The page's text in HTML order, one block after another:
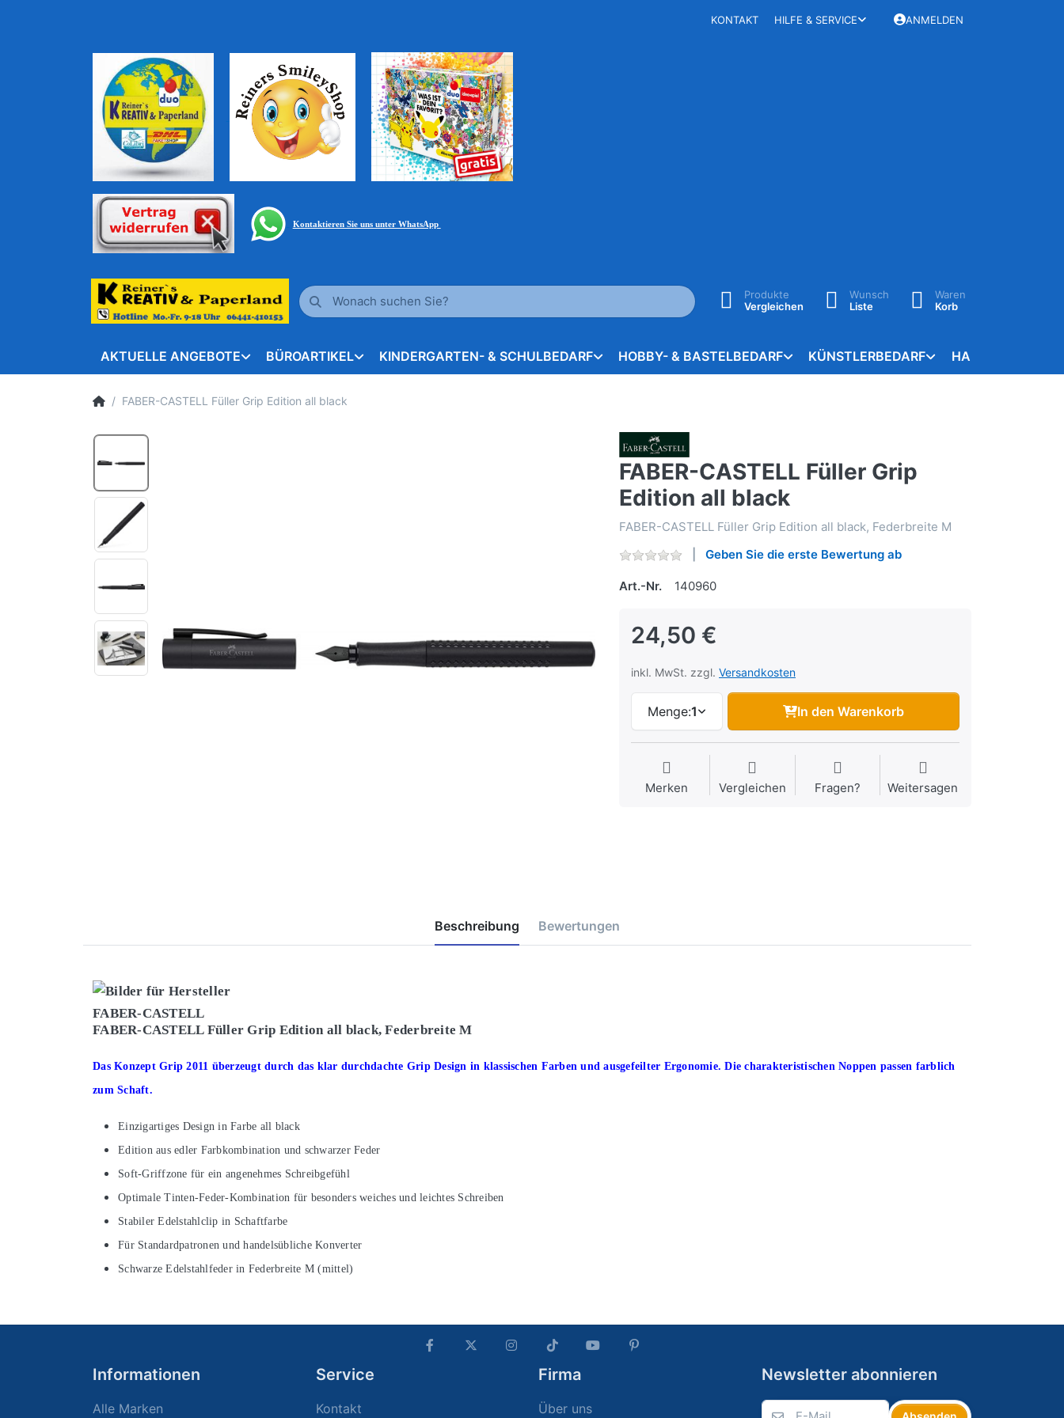
KONTAKT HILFE & SERVICE ANMELDEN
Kontaktieren Sie uns unter WhatsApp
Produkte
Vergleichen
Wunsch
Liste
Waren
Korb
AKTUELLE ANGEBOTE BÜROARTIKEL KINDERGARTEN- & SCHULBEDARF HOBBY- & BASTELBEDARF KÜNSTLERBEDARF
FABER-CASTELL Füller Grip Edition all black
FABER-CASTELL Füller Grip
Edition all black
FABER-CASTELL Füller Grip Edition all black, Federbreite M
Geben Sie die erste Bewertung ab
Art.-Nr. 140960
24,50 €
inkl. MwSt. zzgl. Versandkosten
Menge:1 In den Warenkorb
Merken Vergleichen Fragen? Weitersagen
Beschreibung Bewertungen
FABER-CASTELL Füller Grip Edition all black, Federbreite M
Das Konzept Grip 2011 überzeugt durch das klar durchdachte Grip Design in klassischen Farben und ausgefeilter Ergonomie. Die charakteristischen Noppen passen farblich
zum Schaft.
Einzigartiges Design in Farbe all black
Edition aus edler Farbkombination und schwarzer Feder
Soft-Griffzone für ein angenehmes Schreibgefühl
Optimale Tinten-Feder-Kombination für besonders weiches und leichtes Schreiben
Stabiler Edelstahlclip in Schaftfarbe
Für Standardpatronen und handelsübliche Konverter
Schwarze Edelstahlfeder in Federbreite M (mittel)
Informationen
Alle Marken
Service
Kontakt
Firma
Über uns
Newsletter abonnieren